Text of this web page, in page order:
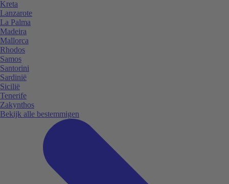
Kreta
Lanzarote
La Palma
Madeira
Mallorca
Rhodos
Samos
Santorini
Sardinië
Sicilië
Tenerife
Zakynthos
Bekijk alle bestemmigen